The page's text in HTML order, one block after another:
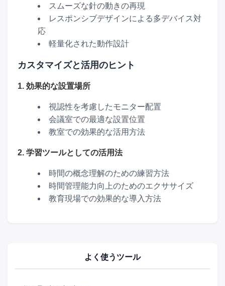
スムーズな針の動きの再現
レスポンシブデザインによる多デバイス対
応
軽量化された動作設計
カスタマイズと活用のヒント
1. 効果的な設置場所
視認性を考慮したモニター配置
会議室での最適な設置位置
教室での効果的な活用方法
2. 学習ツールとしての活用法
時間の概念理解のための練習方法
時間管理能力向上のためのエクササイズ
教育現場での効果的な導入方法
よく使うツール